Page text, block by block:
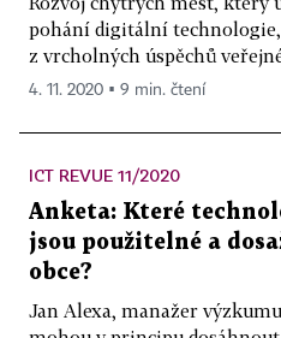
pohání digitální technologie,
z vrcholných úspěchů
4. 11. 2020 ▪ 9 min. čtení
ICT REVUE 11/2020
Anketa: Které
jsou použitelné a
obce?
Jan Alexa, manažer